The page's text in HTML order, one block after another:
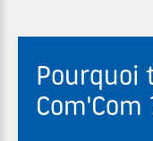
Pourquoi
Com'Com